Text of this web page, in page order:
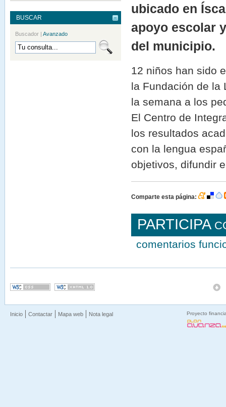
BUSCAR
Buscador | Avanzado
ubicado en
apoyo escolar
del municipio.
12 niños han sido
la Fundación de la
la semana a los
El Centro de
los resultados
con la lengua
objetivos, difundir
Comparte esta página:
PARTICIPA
comentarios
Inicio Contactar Mapa web Nota legal Proyecto